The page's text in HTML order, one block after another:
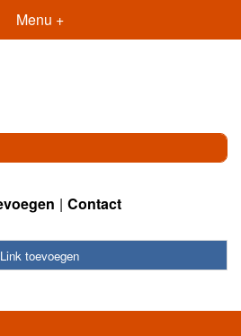
Menu +
Contact
Link toevoegen